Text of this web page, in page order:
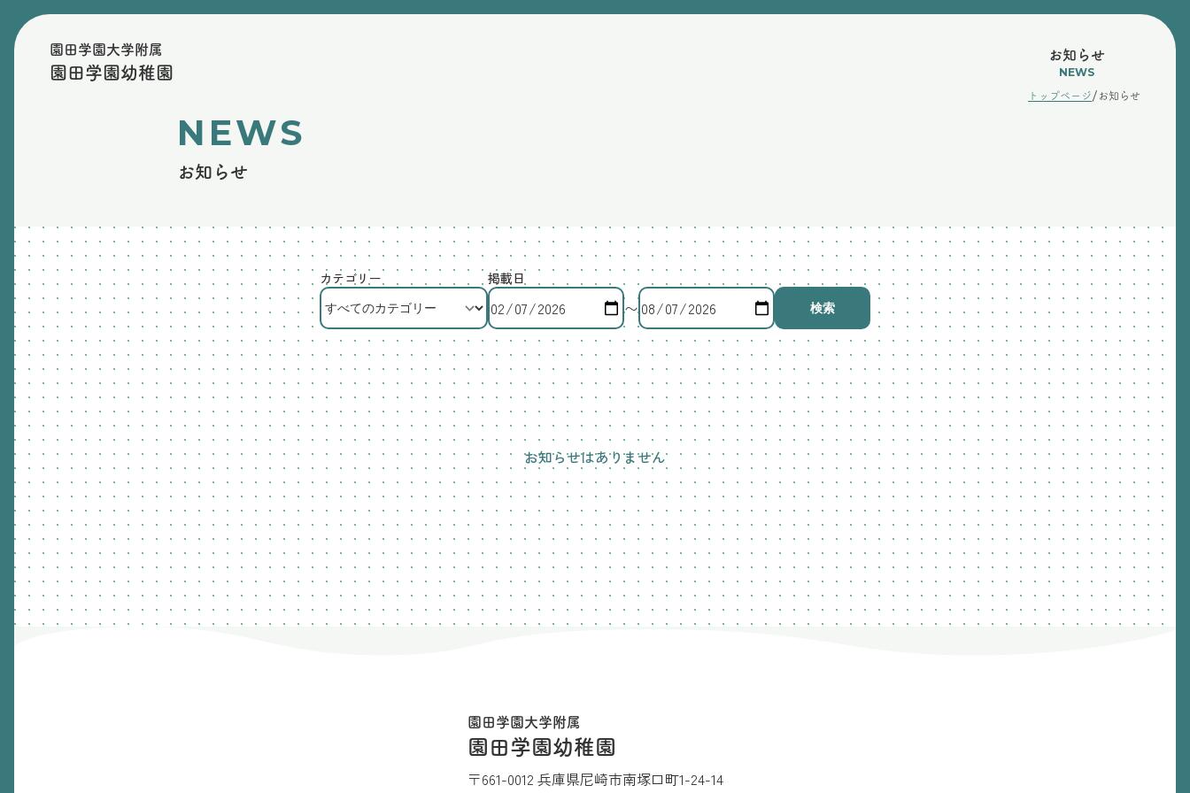
園田学園大学附属
園田学園幼稚園
お知らせ
NEWS
トップページ/ お知らせ
NEWS
お知らせ
カテゴリー 掲載日
〜 検索
お知らせはありません
園田学園大学附属
園田学園幼稚園
〒661-0012 兵庫県尼崎市南塚口町1-24-14